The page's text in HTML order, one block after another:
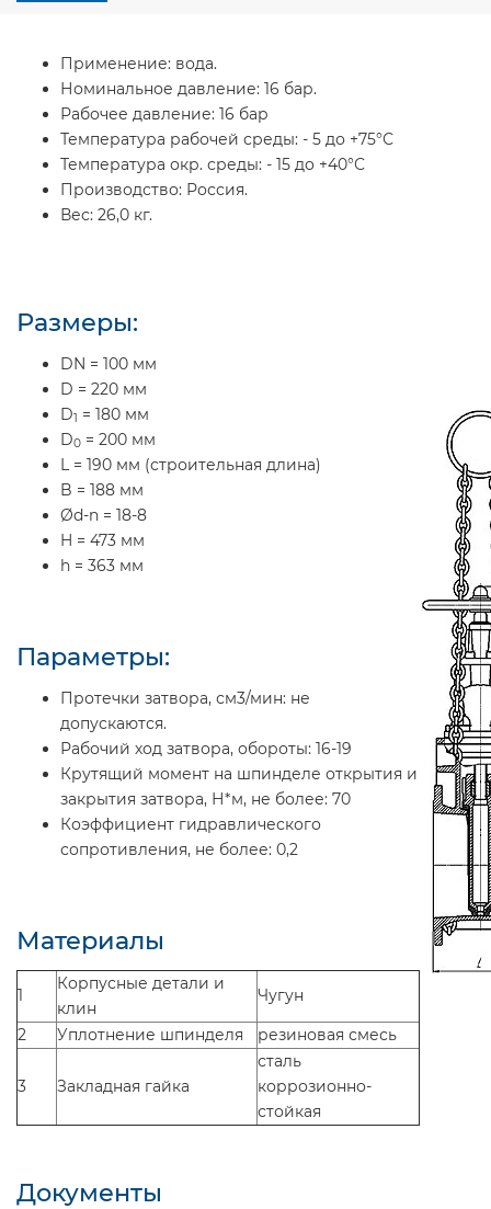
Применение: вода.
Номинальное давление: 16 бар.
Рабочее давление: 16 бар
Температура рабочей среды: - 5 до +75°С
Температура окр. среды: - 15 до +40°С
Производство: Россия.
Вес: 26,0 кг.
Размеры:
DN = 100 мм
D = 220 мм
D1 = 180 мм
D0 = 200 мм
L = 190 мм (строительная длина)
B = 188 мм
Ød-n = 18-8
H = 473 мм
h = 363 мм
Параметры:
Протечки затвора, см3/мин: не
допускаются.
Рабочий ход затвора, обороты: 16-19
Крутящий момент на шпинделе открытия и
закрытия затвора, Н*м, не более: 70
Коэффициент гидравлического
сопротивления, не более: 0,2
Материалы
1
Корпусные детали и
клин
Чугун
2
Уплотнение шпинделя резиновая смесь
3 Закладная гайка
сталь
коррозионно-
стойкая
Документы